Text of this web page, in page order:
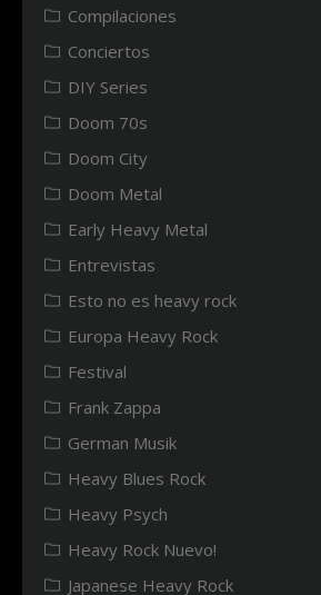
Compilaciones
Conciertos
DIY Series
Doom 70s
Doom City
Doom Metal
Early Heavy Metal
Entrevistas
Esto no es heavy rock
Europa Heavy Rock
Festival
Frank Zappa
German Musik
Heavy Blues Rock
Heavy Psych
Heavy Rock Nuevo!
Japanese Heavy Rock